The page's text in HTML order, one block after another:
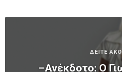
ΔΕΙΤΕ
–Ανέκδοτο: Ο